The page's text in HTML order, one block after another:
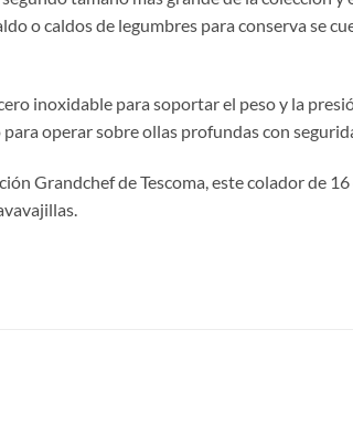
o caldos de legumbres para conserva se
inoxidable para soportar el peso y la
operar sobre ollas profundas con
Grandchef de Tescoma, este colador de